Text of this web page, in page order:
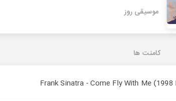
موسیقی روز
کامنت ها